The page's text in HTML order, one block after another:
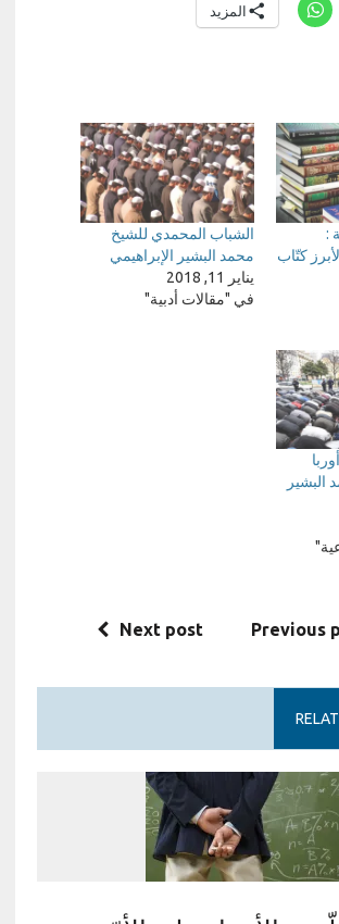
المزيد
:
كتّاب
الشباب المحمدي للشيخ
محمد البشير الإبراهيمي
يناير 11, 2018
في "مقالات أدبية"
البشير
Previous
Next post